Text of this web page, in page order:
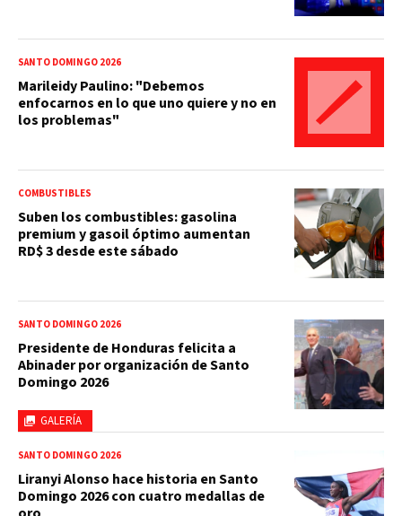
SANTO DOMINGO 2026
Marileidy Paulino: "Debemos
enfocarnos en lo que uno quiere y no en
los problemas"
COMBUSTIBLES
Suben los combustibles: gasolina
premium y gasoil óptimo aumentan
RD$ 3 desde este sábado
GALERÍA
SANTO DOMINGO 2026
Presidente de Honduras felicita a
Abinader por organización de Santo
Domingo 2026
SANTO DOMINGO 2026
Liranyi Alonso hace historia en Santo
Domingo 2026 con cuatro medallas de